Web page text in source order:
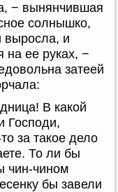
− вынянчившая
солнышко,
выросла, и
на ее руках, −
затеей
В какой
Господи,
за такое дело
То ли бы
чин-чином
бы завели